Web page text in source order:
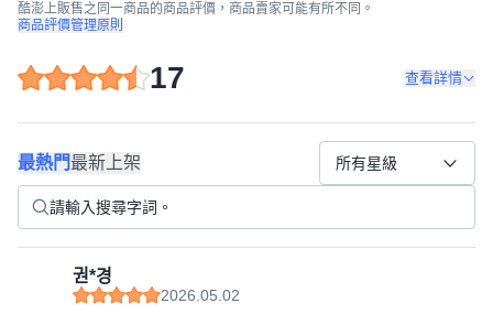
酷澎上販售之同一商品的商品評價，商品賣家可能有所不同。
商品評價管理原則
17 查看詳情
最熱門最新上架 所有星級
권*경
2026.05.02